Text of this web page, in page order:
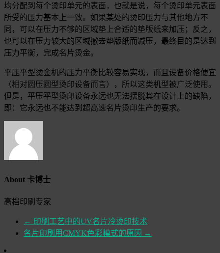
均分配到每个烫印单元的表面，也就是说，每个烫印单元表面
所受的压力基本上一致。如果某处的烫印压力与其他地方不
同，可以在压力不够的区域垫上合适的垫版纸来加压；反之，
也可以在压力较大的区域撤去垫版纸而减压，最终目的是达到
压力平衡，完成名片烫金。
平压平型烫金机的压力平衡比较容易实现，而且设备价格便宜
（相对圆压圆型烫印设备而言），所以这类机型被广泛使用。
但是，平压平型烫印设备永远也无法摆脱其在设计上的缺陷，
即：它永远也不能达到超高速名片烫印生产的要求。
About 卡博士
高档印刷专家
← 印刷工艺中的UV名片冷烫印技术
名片印刷用CMYK色彩模式的原因 →